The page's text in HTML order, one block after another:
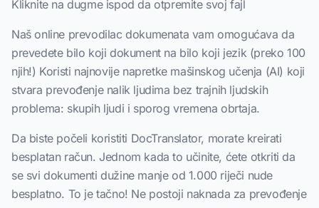
Kliknite na dugme ispod da otpremite svoj fajl
Naš online prevodilac dokumenata vam omogućava da
prevedete bilo koji dokument na bilo koji jezik (preko 100
njih!) Koristi najnovije napretke mašinskog učenja (AI) koji
stvara prevođenje nalik ljudima bez trajnih ljudskih
problema: skupih ljudi i sporog vremena obrtaja.
Da biste počeli koristiti DocTranslator, morate kreirati
besplatan račun. Jednom kada to učinite, ćete otkriti da
se svi dokumenti dužine manje od 1.000 riječi nude
besplatno. To je tačno! Ne postoji naknada za prevođenje